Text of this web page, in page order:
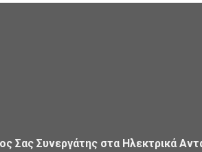
Σας Συνεργάτης στα Ηλεκτρικά